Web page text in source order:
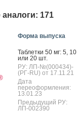
171
Форма выпуска
Таб­летки 50 мг: 5, 10
или 20 шт.
РУ: ЛП-№(000434)-
(РГ-RU) от 17.11.21
Дата
переоформления:
13.01.23
Предыдущий РУ:
ЛП-002390